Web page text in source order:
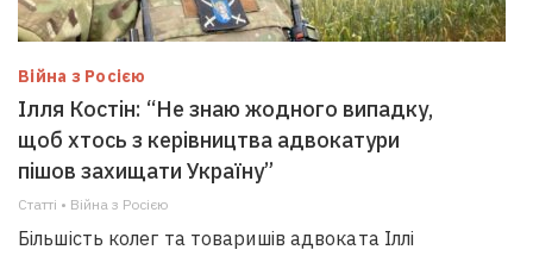
Війна з Росією
Ілля Костін: “Не знаю жодного випадку,
щоб хтось з керівництва адвокатури
пішов захищати Україну”
Статті • Війна з Росією
Більшість колег та товаришів адвоката Іллі